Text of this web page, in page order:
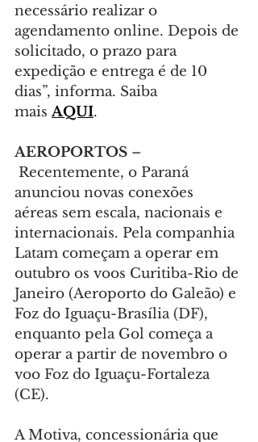
necessário realizar o
agendamento online. Depois de
solicitado, o prazo para
expedição e entrega é de 10
dias”, informa. Saiba
mais AQUI.
AEROPORTOS –
Recentemente, o Paraná
anunciou novas conexões
aéreas sem escala, nacionais e
internacionais. Pela companhia
Latam começam a operar em
outubro os voos Curitiba-Rio de
Janeiro (Aeroporto do Galeão) e
Foz do Iguaçu-Brasília (DF),
enquanto pela Gol começa a
operar a partir de novembro o
voo Foz do Iguaçu-Fortaleza
(CE).
A Motiva, concessionária que